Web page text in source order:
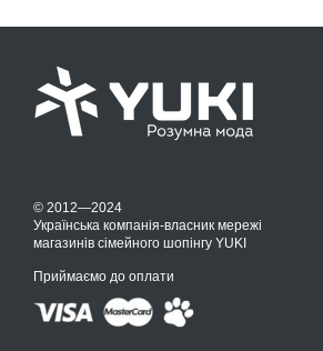
© 2012—2024
Українська компанія-власник мережі
магазинів сімейного шопінгу YUKI
Приймаємо до оплати